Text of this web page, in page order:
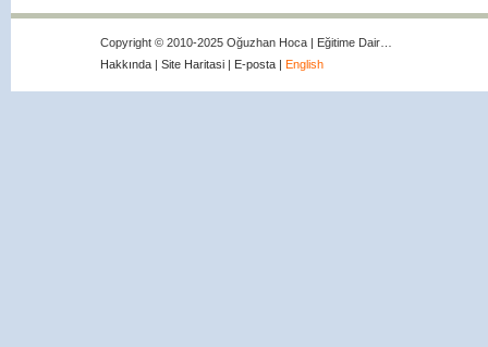
Copyright © 2010-2025 Oğuzhan Hoca | Eğitime Dair…
Hakkında | Site Haritasi | E-posta | English